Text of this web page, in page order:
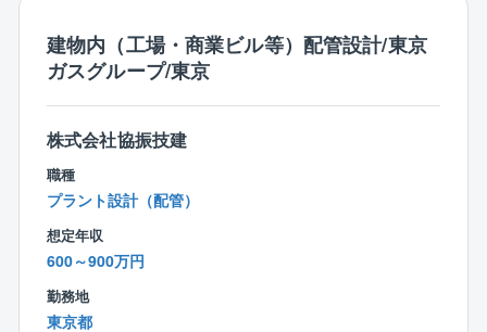
☆残業時間は20h程度と少なめ！
☆リモートワークも可能でございます
☆保存有給休暇制度もあり、長期入院などが必要とな
った際にも安心できる制度が整っております。
☆転勤の可能性はございません！
建物内（工場・商業ビル等）配管設計/東京
ガスグループ/東京
株式会社協振技建
職種
プラント設計（配管）
想定年収
600～900万円
勤務地
東京都